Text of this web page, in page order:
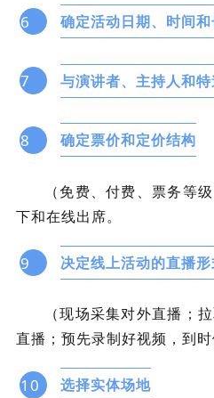
6 确定活动日期、时间
7 与演讲者、主持人和
8 确定票价和定价结构
（免费、付费、票务等
下和在线出席。
9 决定线上活动的直播形
（现场采集对外直播；
直播；预先录制好视频，到时
10 选择实体场地